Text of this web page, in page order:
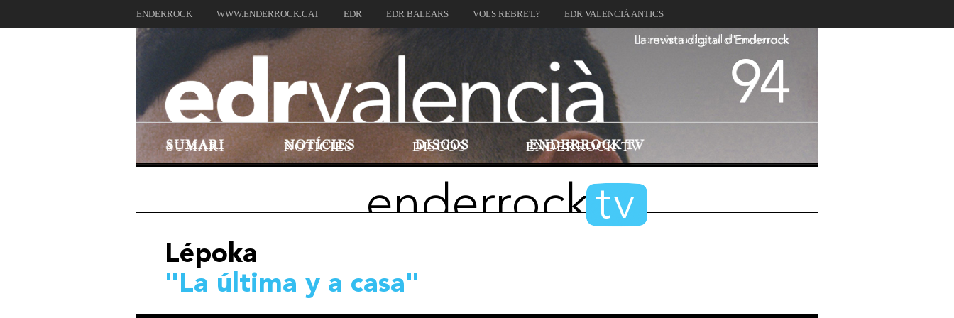
ENDERROCK WWW.ENDERROCK.CAT EDR EDR BALEARS VOLS REBRE'L? EDR VALENCIÀ ANTICS
La revista digital d'Enderrock
94
SUMARI NOTÍCIES DISCOS ENDERROCK TV
enderrocktv
Lépoka
"La última y a casa"